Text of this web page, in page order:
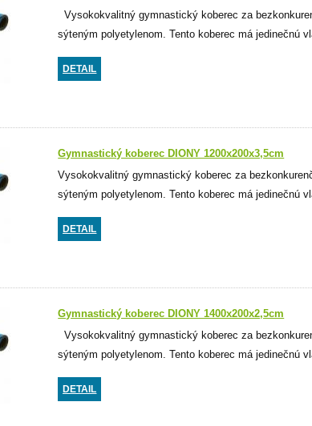
Vysokokvalitný gymnastický koberec za
sýteným polyetylenom. Tento koberec má jedinečnú
DETAIL
Gymnastický koberec DIONY 1200x200x3,5cm
Vysokokvalitný gymnastický koberec za
sýteným polyetylenom. Tento koberec má jedinečnú
DETAIL
Gymnastický koberec DIONY 1400x200x2,5cm
Vysokokvalitný gymnastický koberec za
sýteným polyetylenom. Tento koberec má jedinečnú
DETAIL